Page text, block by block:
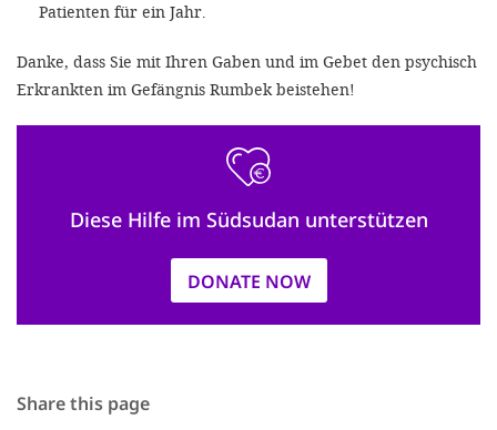
Patienten für ein Jahr.
Danke, dass Sie mit Ihren Gaben und im Gebet den psychisch
Erkrankten im Gefängnis Rumbek beistehen!
Diese Hilfe im Südsudan unterstützen
DONATE NOW
Share this page